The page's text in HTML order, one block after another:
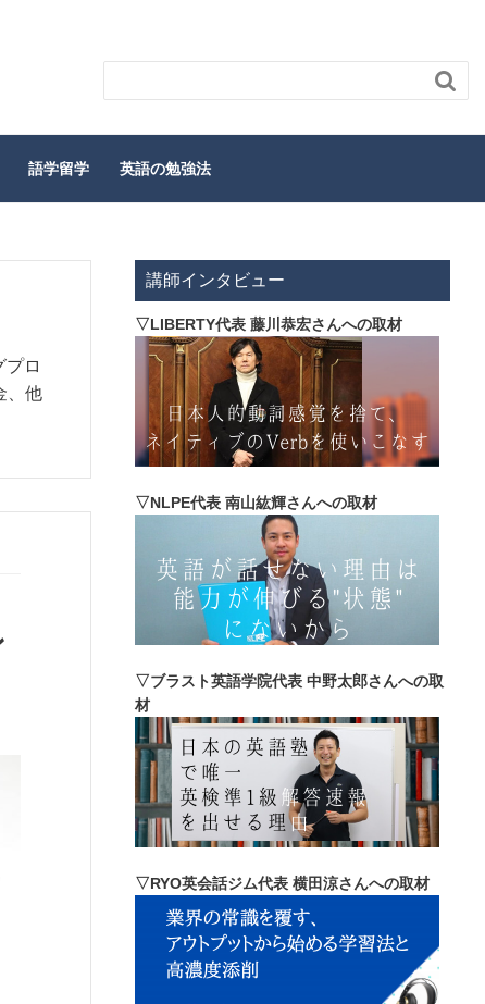

語学留学 英語の勉強法
ロ
、他
講師インタビュー
▽LIBERTY代表 藤川恭宏さんへの取材
▽NLPE代表 南山紘輝さんへの取材
▽ブラスト英語学院代表 中野太郎さんへの取
材
▽RYO英会話ジム代表 横田涼さんへの取材